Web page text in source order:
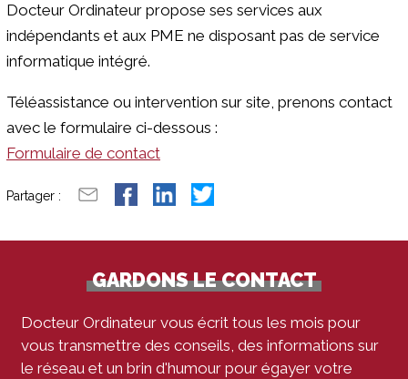
Docteur Ordinateur propose ses services aux
indépendants et aux PME ne disposant pas de service
informatique intégré.
Téléassistance ou intervention sur site, prenons contact
avec le formulaire ci-dessous :
Formulaire de contact
Partager :
GARDONS LE CONTACT
Docteur Ordinateur vous écrit tous les mois pour
vous transmettre des conseils, des informations sur
le réseau et un brin d'humour pour égayer votre